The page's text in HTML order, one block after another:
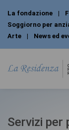
La fondazione |
Soggiorno per
Arte
| News ed
Servizi per